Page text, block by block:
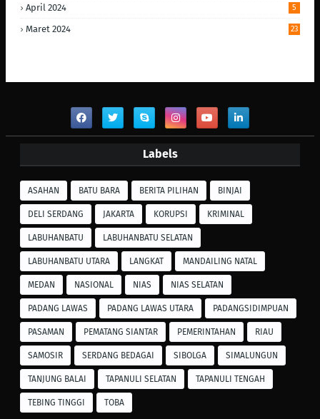
April 2024 5
Maret 2024 23
Labels
ASAHAN BATU BARA BERITA PILIHAN BINJAI
DELI SERDANG JAKARTA KORUPSI KRIMINAL
LABUHANBATU LABUHANBATU SELATAN
LABUHANBATU UTARA LANGKAT MANDAILING NATAL
MEDAN NASIONAL NIAS NIAS SELATAN
PADANG LAWAS PADANG LAWAS UTARA PADANGSIDIMPUAN
PASAMAN PEMATANG SIANTAR PEMERINTAHAN RIAU
SAMOSIR SERDANG BEDAGAI SIBOLGA SIMALUNGUN
TANJUNG BALAI TAPANULI SELATAN TAPANULI TENGAH
TEBING TINGGI TOBA